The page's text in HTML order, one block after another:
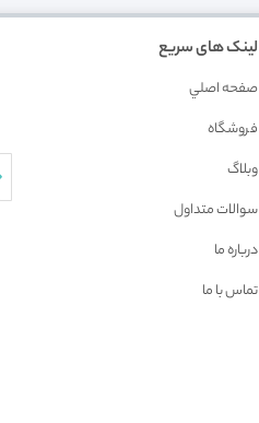
لینک های سریع
صفحه اصلي
فروشگاه
وبلاگ
سوالات متداول
درباره ما
تماس با ما